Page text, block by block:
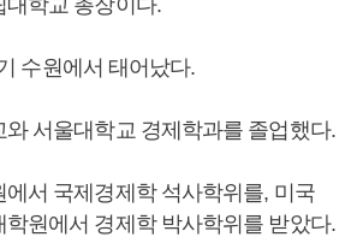
대학교 총장이다.
수원에서 태어났다.
서울대학교 경제학과를 졸업했다.
서 국제경제학 석사학위를, 미국
학원에서 경제학 박사학위를 받았다.